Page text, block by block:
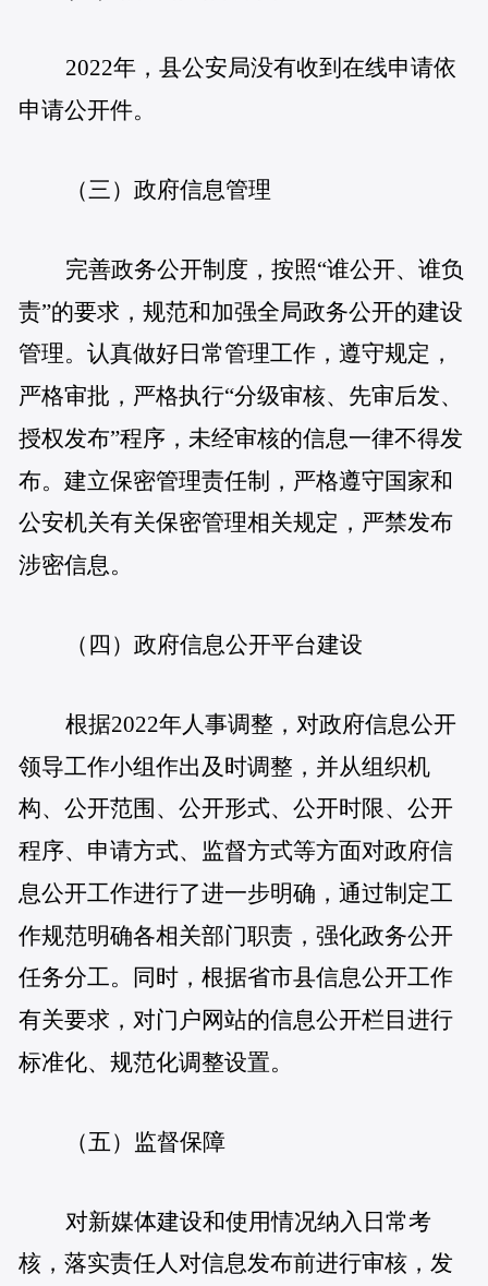
2022年，县公安局没有收到在线申请依
申请公开件。
（三）政府信息管理
完善政务公开制度，按照“谁公开、谁负
责”的要求，规范和加强全局政务公开的建设
管理。认真做好日常管理工作，遵守规定，
严格审批，严格执行“分级审核、先审后发、
授权发布”程序，未经审核的信息一律不得发
布。建立保密管理责任制，严格遵守国家和
公安机关有关保密管理相关规定，严禁发布
涉密信息。
（四）政府信息公开平台建设
根据2022年人事调整，对政府信息公开
领导工作小组作出及时调整，并从组织机
构、公开范围、公开形式、公开时限、公开
程序、申请方式、监督方式等方面对政府信
息公开工作进行了进一步明确，通过制定工
作规范明确各相关部门职责，强化政务公开
任务分工。同时，根据省市县信息公开工作
有关要求，对门户网站的信息公开栏目进行
标准化、规范化调整设置。
（五）监督保障
对新媒体建设和使用情况纳入日常考
核，落实责任人对信息发布前进行审核，发